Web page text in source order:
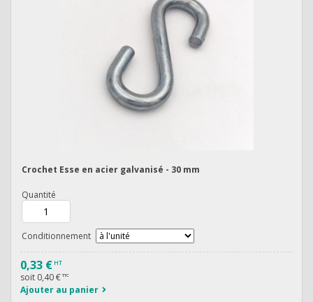
Crochet Esse en acier galvanisé - 30 mm
Quantité
Conditionnement
0,33 € HT
soit 0,40 € TTC
Ajouter au panier